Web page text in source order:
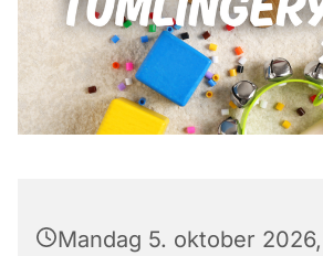
Mandag 5. oktober